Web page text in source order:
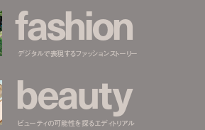
fashion
デジタルで表現するファッションストーリー
beauty
ビューティの可能性を探るエディトリアル